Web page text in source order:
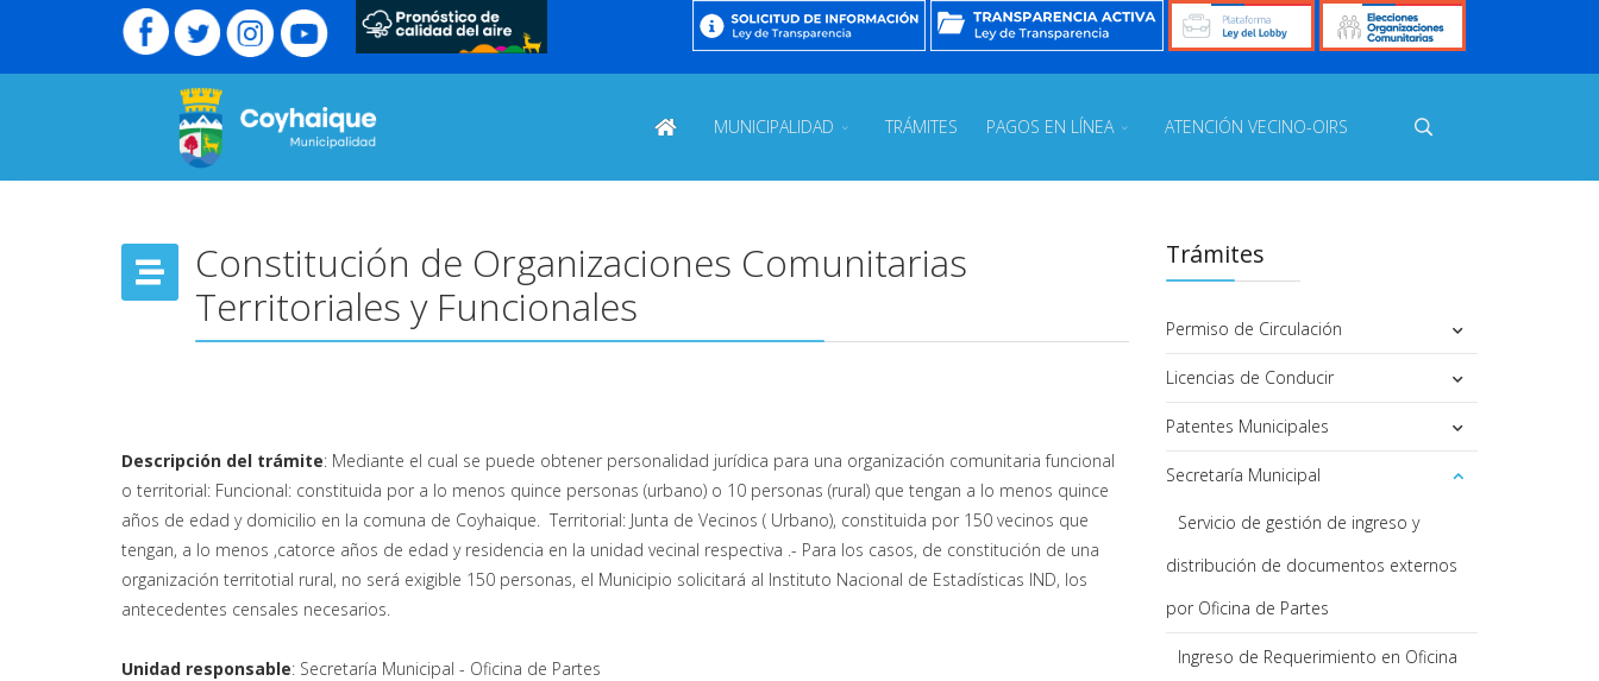
MUNICIPALIDAD TRÁMITES PAGOS EN LÍNEA ATENCIÓN VECINO-OIRS
Constitución de Organizaciones Comunitarias
Territoriales y Funcionales
Descripción del trámite: Mediante el cual se puede obtener personalidad jurídica para una organización comunitaria funcional
o territorial: Funcional: constituida por a lo menos quince personas (urbano) o 10 personas (rural) que tengan a lo menos quince
años de edad y domicilio en la comuna de Coyhaique. Territorial: Junta de Vecinos ( Urbano), constituida por 150 vecinos que
tengan, a lo menos ,catorce años de edad y residencia en la unidad vecinal respectiva .- Para los casos, de constitución de una
organización territotial rural, no será exigible 150 personas, el Municipio solicitará al Instituto Nacional de Estadísticas IND, los
antecedentes censales necesarios.
Unidad responsable: Secretaría Municipal - Oficina de Partes
Trámites
Permiso de Circulación
Licencias de Conducir
Patentes Municipales
Secretaría Municipal
Servicio de gestión de ingreso y
distribución de documentos externos
por Oficina de Partes
Ingreso de Requerimiento en Oficina